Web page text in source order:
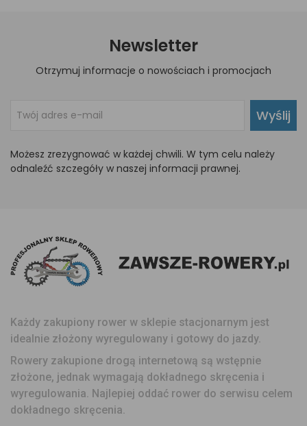
Newsletter
Otrzymuj informacje o nowościach i promocjach
Wyślij
Możesz zrezygnować w każdej chwili. W tym celu należy
odnaleźć szczegóły w naszej informacji prawnej.
Każdy zakupiony rower w sklepie stacjonarnym jest
idealnie złożony wyregulowany i gotowy do jazdy.
Rowery zakupione drogą internetową są wstępnie
złożone, jednak wymagają dokładnego skręcenia i
wyregulowania. Najlepiej oddać rower do serwisu celem
dokładnego skręcenia.